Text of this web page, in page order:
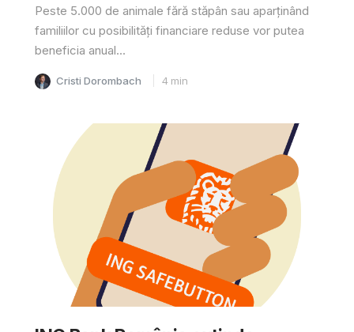
Peste 5.000 de animale fără stăpân sau aparținând
familiilor cu posibilități financiare reduse vor putea
beneficia anual...
Cristi Dorombach 4 min